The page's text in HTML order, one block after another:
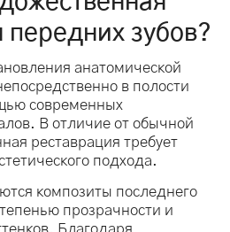
передних зубов?
анатомической
в полости
современных
В отличие от обычной
реставрация требует
подхода.
композиты последнего
прозрачности и